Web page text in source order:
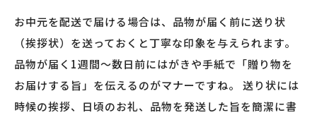
お中元を配送で届ける場合は、品物が届く前に送り状
（挨拶状）を送っておくと丁寧な印象を与えられます。
品物が届く1週間〜数日前にはがきや手紙で「贈り物を
お届けする旨」を伝えるのがマナーですね。 送り状には
時候の挨拶、日頃のお礼、品物を発送した旨を簡潔に書